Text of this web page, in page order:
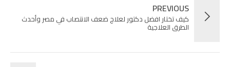
PREVIOUS
كيف تختار افضل دكتور لعلاج ضعف الانتصاب في مصر وأحدث
الطرق العلاجية